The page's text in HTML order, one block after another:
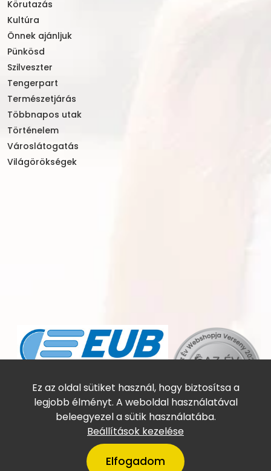
Ez az oldal sütiket használ, hogy biztosítsa a
legjobb élményt. A weboldal használatával
beleegyezel a sütik használatába.
Beállítások kezelése
Elfogadom
Körutazás
Kultúra
Önnek ajánljuk
Pünkösd
Szilveszter
Tengerpart
Természetjárás
Többnapos utak
Történelem
Városlátogatás
Világörökségek